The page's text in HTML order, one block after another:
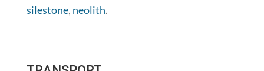
silestone, neolith.